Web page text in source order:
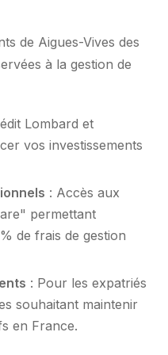
de Aigues-Vives des
à la gestion de
Lombard et
vos investissements
: Accès aux
permettant
de frais de gestion
: Pour les expatriés
souhaitant maintenir
en France.